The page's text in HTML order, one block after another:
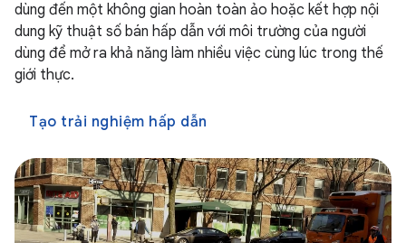
dùng đến một không gian hoàn toàn ảo hoặc kết hợp nội
dung kỹ thuật số bán hấp dẫn với môi trường của người
dùng để mở ra khả năng làm nhiều việc cùng lúc trong thế
giới thực.
Tạo trải nghiệm hấp dẫn